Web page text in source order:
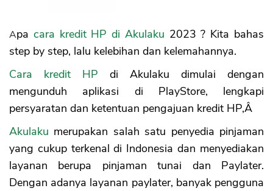
Apa cara kredit HP di Akulaku 2023 ? Kita bahas
step by step, lalu kelebihan dan kelemahannya.
Cara kredit HP di Akulaku dimulai dengan
mengunduh aplikasi di PlayStore, lengkapi
persyaratan dan ketentuan pengajuan kredit HP,Â
Akulaku merupakan salah satu penyedia pinjaman
yang cukup terkenal di Indonesia dan menyediakan
layanan berupa pinjaman tunai dan Paylater.
Dengan adanya layanan paylater, banyak pengguna